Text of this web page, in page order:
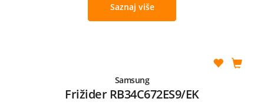
Saznaj više
Samsung
Frižider RB34C672ES9/EK